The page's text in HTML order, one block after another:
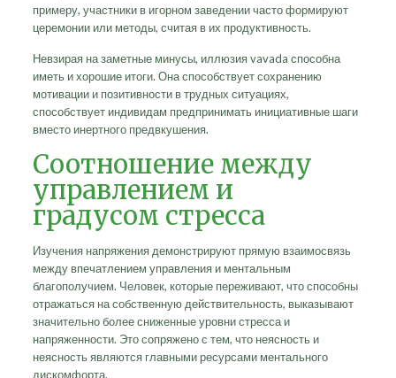
примеру, участники в игорном заведении часто формируют
церемонии или методы, считая в их продуктивность.
Невзирая на заметные минусы, иллюзия vavada способна
иметь и хорошие итоги. Она способствует сохранению
мотивации и позитивности в трудных ситуациях,
способствует индивидам предпринимать инициативные шаги
вместо инертного предвкушения.
Соотношение между
управлением и
градусом стресса
Изучения напряжения демонстрируют прямую взаимосвязь
между впечатлением управления и ментальным
благополучием. Человек, которые переживают, что способны
отражаться на собственную действительность, выказывают
значительно более сниженные уровни стресса и
напряженности. Это сопряжено с тем, что неясность и
неясность являются главными ресурсами ментального
дискомфорта.